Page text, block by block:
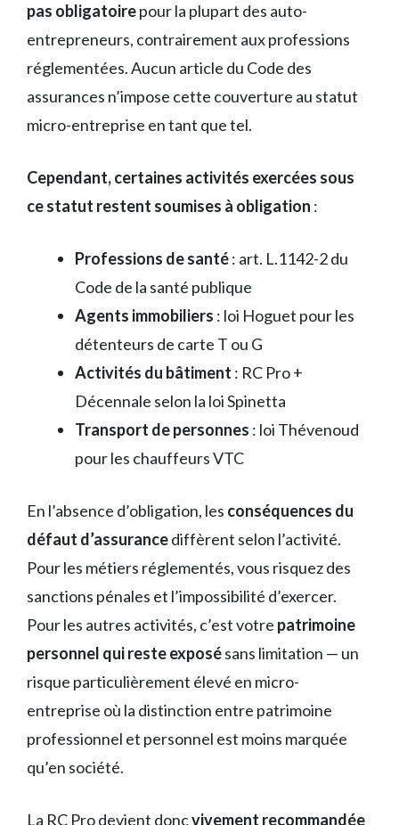
pas obligatoirepour la plupart des auto-
entrepreneurs, contrairement aux professions
réglementées. Aucun article du Code des
assurances n’impose cette couverture au statut
micro-entreprise en tant que tel.
Cependant, certaines activités exercées sous
ce statut restent soumises à obligation :
Professions de santé: art. L.1142-2 du
Code de la santé publique
Agents immobiliers : loi Hoguet pour les
détenteurs de carte T ou G
Activités du bâtiment : RC Pro +
Décennale selon la loi Spinetta
Transport de personnes : loi Thévenoud
pour les chauffeurs VTC
En l’absence d’obligation, les conséquences du
défaut d’assurancediffèrent selon l’activité.
Pour les métiers réglementés, vous risquez des
sanctions pénales et l’impossibilité d’exercer.
Pour les autres activités, c’est votre patrimoine
personnel qui reste exposésans limitation — un
risque particulièrement élevé en micro-
entreprise où la distinction entre patrimoine
professionnel et personnel est moins marquée
qu’en société.
La RC Pro devient doncvivement recommandée